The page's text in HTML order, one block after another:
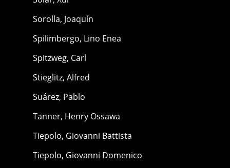
Sorolla, Joaquín
Spilimbergo, Lino Enea
Spitzweg, Carl
Stieglitz, Alfred
Suárez, Pablo
Tanner, Henry Ossawa
Tiepolo, Giovanni Battista
Tiepolo, Giovanni Domenico